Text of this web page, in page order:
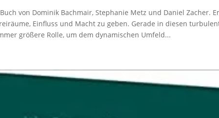
von Dominik Bachmair, Stephanie Metz und Daniel Zacher.
Einfluss und Macht zu geben. Gerade in diesen
größere Rolle, um dem dynamischen Umfeld...